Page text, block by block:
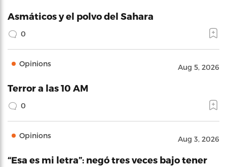
Asmáticos y el polvo del Sahara
0
Opinions Aug 5, 2026
Terror a las 10 AM
0
Opinions Aug 3, 2026
“Esa es mi letra”: negó tres veces bajo tener